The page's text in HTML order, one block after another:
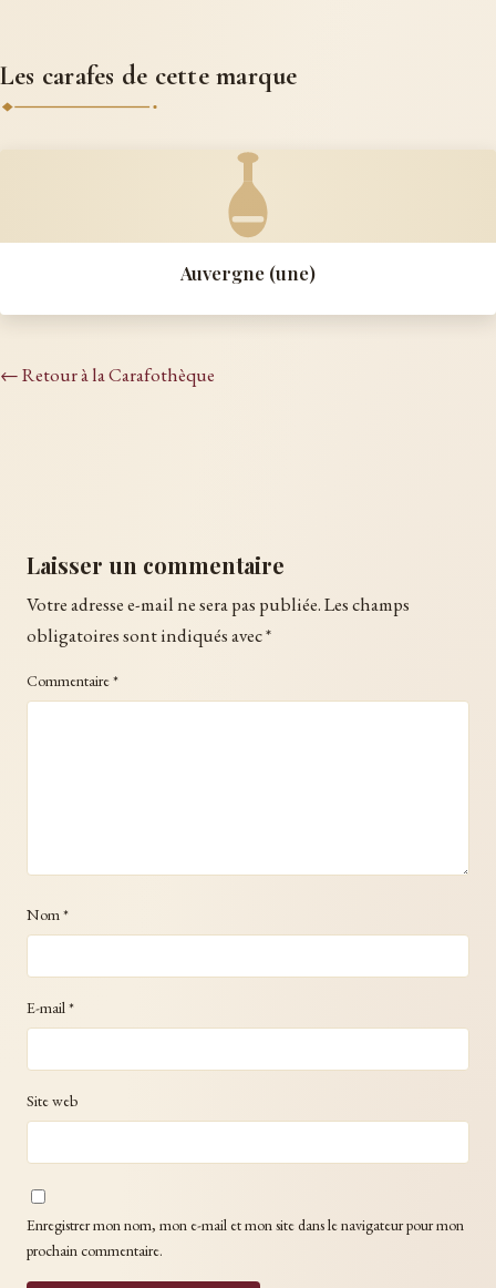
Les carafes de cette marque
Auvergne (une)
← Retour à la Carafothèque
Laisser un commentaire
Votre adresse e-mail ne sera pas publiée.Les champs
obligatoires sont indiqués avec*
Commentaire*
Nom *
E-mail *
Site web
Enregistrer mon nom, mon e-mail et mon site dans le navigateur pour mon
prochain commentaire.